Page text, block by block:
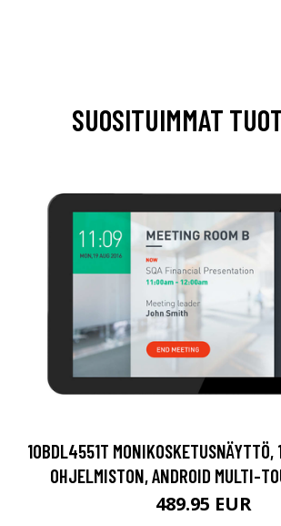
SUOSITUIMMAT
10BDL4551T
OHJELMISTON, ANDROID MULTI-
489.95 EUR